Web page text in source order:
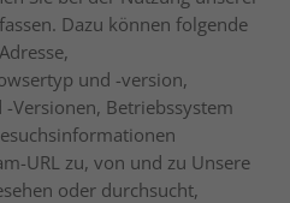
Dazu können folgende
und -version,
Versionen, Betriebssystem
URL zu, von und zu Unsere
oder durchsucht,